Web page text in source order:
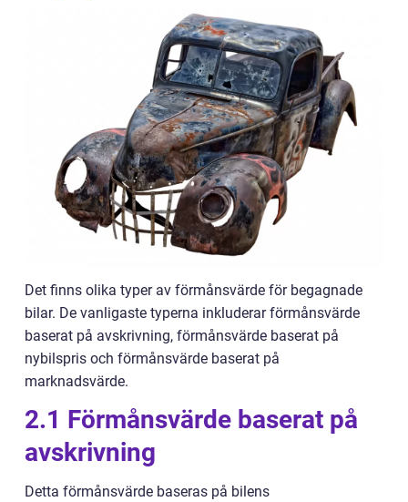
Det finns olika typer av förmånsvärde för begagnade
bilar. De vanligaste typerna inkluderar förmånsvärde
baserat på avskrivning, förmånsvärde baserat på
nybilspris och förmånsvärde baserat på
marknadsvärde.
2.1 Förmånsvärde baserat på
avskrivning
Detta förmånsvärde baseras på bilens